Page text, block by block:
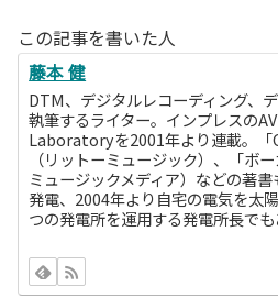
この記事を書いた人
藤本 健
DTM、デジタルレコーディング、
執筆するライター。インプレスの
Laboratoryを2001年より連載。「
（リットーミュージック）、「ボ
ミュージックメディア）などの著
発電、2004年より自宅の電気を太
つの発電所を運用する発電所長でも